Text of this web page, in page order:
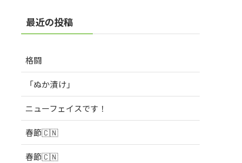
最近の投稿
格闘
「ぬか漬け」
ニューフェイスです！
春節🇨🇳
春節🇨🇳